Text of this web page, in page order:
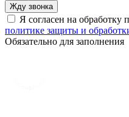
Жду звонка
Я согласен на обработку
политике защиты и
Обязательно для заполнения